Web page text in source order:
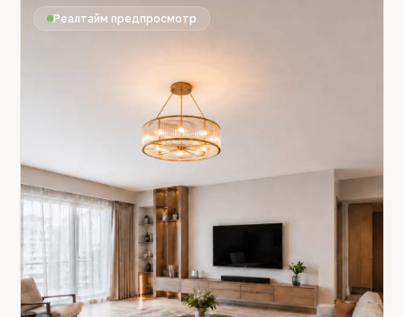
Реалтайм предпросмотр